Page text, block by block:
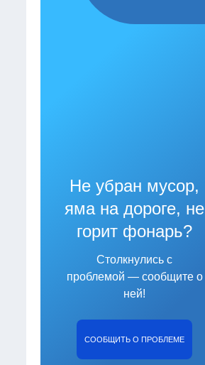
Не убран мусор,
яма на дороге, не
горит фонарь?
Столкнулись с
проблемой — сообщите о
ней!
СООБЩИТЬ О ПРОБЛЕМЕ